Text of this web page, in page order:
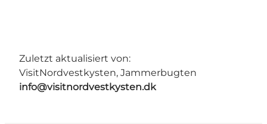
Zuletzt aktualisiert von:
VisitNordvestkysten, Jammerbugten
info@visitnordvestkysten.dk